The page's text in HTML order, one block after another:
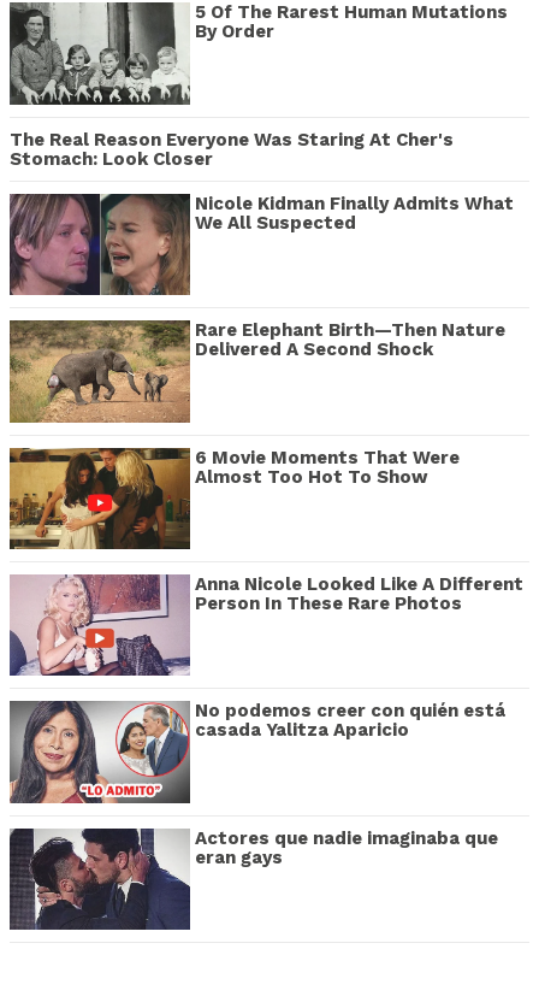
5 Of The Rarest Human Mutations
By Order
The Real Reason Everyone Was Staring At Cher's
Stomach: Look Closer
Nicole Kidman Finally Admits What
We All Suspected
Rare Elephant Birth—Then Nature
Delivered A Second Shock
6 Movie Moments That Were
Almost Too Hot To Show
Anna Nicole Looked Like A Different
Person In These Rare Photos
No podemos creer con quién está
casada Yalitza Aparicio
Actores que nadie imaginaba que
eran gays